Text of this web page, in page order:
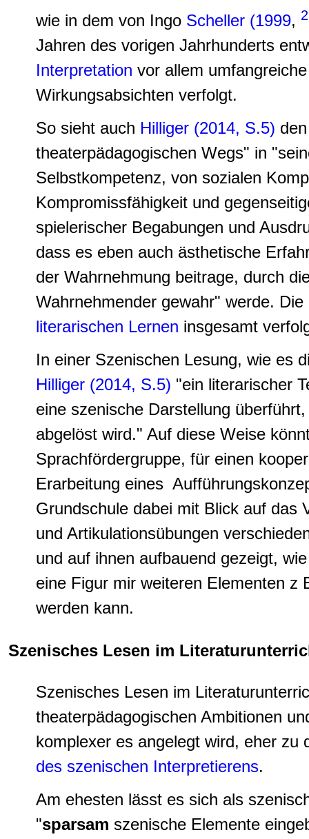
wie in dem von Ingo Scheller (1999, 2
Jahren des vorigen Jahrhunderts
Interpretation vor allem
Wirkungsabsichten verfolgt.
So sieht auch Hilliger (2014, S.5)
theaterpädagogischen Wegs" in
Selbstkompetenz, von sozialen
Kompromissfähigkeit und
spielerischer Begabungen und
dass es eben auch ästhetische
der Wahrnehmung beitrage, durch
Wahrnehmender gewahr" werde.
literarischen Lernen insgesamt
In einer Szenischen Lesung, wie es
Hilliger (2014, S.5) "ein literarischer
eine szenische Darstellung
abgelöst wird." Auf diese Weise
Sprachfördergruppe, für einen
Erarbeitung eines
Grundschule dabei mit Blick auf
und Artikulationsübungen
und auf ihnen aufbauend gezeigt,
eine Figur mir weiteren Elementen z
werden kann.
Szenisches Lesen im
Szenisches Lesen im
theaterpädagogischen Ambitionen
komplexer es angelegt wird, eher zu
des szenischen Interpretierens.
Am ehesten lässt es sich als
"sparsam szenische Elemente